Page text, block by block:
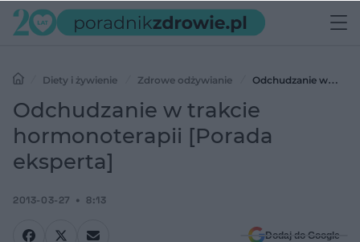
Diety i żywienie Zdrowe odżywianie
Odchudzanie w
trakcie hormonoterapii [Porada eksperta]
Odchudzanie w trakcie
hormonoterapii [Porada
eksperta]
2013-03-27 8:13
Dodaj do Google